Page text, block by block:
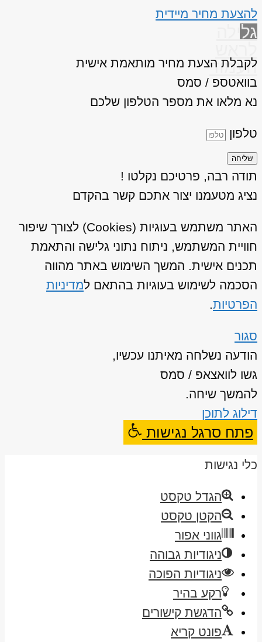
להצעת מחיר מיידית
גלילה
העמוד
לקבלת הצעת מחיר מותאמת אישית
בוואטספ / סמס
נא מלאו את מספר הטלפון שלכם
טלפון
שליחה
תודה רבה, פרטיכם נקלטו !
נציג מטעמנו יצור אתכם קשר בהקדם
האתר משתמש בעוגיות (Cookies) לצורך שיפור
חוויית המשתמש, ניתוח נתוני גלישה והתאמת
תכנים אישית. המשך השימוש באתר מהווה
הסכמה לשימוש בעוגיות בהתאם למדיניות
הפרטיות.
סגור
הודעה נשלחה מאיתנו עכשיו,
גשו לוואצאפ / סמס
להמשך שיחה.
דילוג לתוכן
פתח סרגל נגישות
כלי נגישות
הגדל טקסט
הקטן טקסט
גווני אפור
ניגודיות גבוהה
ניגודיות הפוכה
רקע בהיר
הדגשת קישורים
פונט קריא